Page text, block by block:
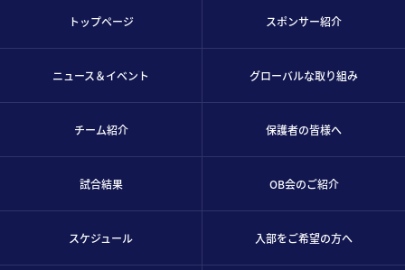
トップページ
ニュース＆イベント
チーム紹介
試合結果
スケジュール
スポンサー紹介
グローバルな取り組み
保護者の皆様へ
OB会のご紹介
入部をご希望の方へ